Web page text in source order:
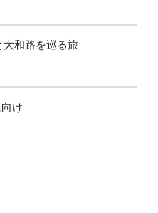
大和路を巡る旅
け